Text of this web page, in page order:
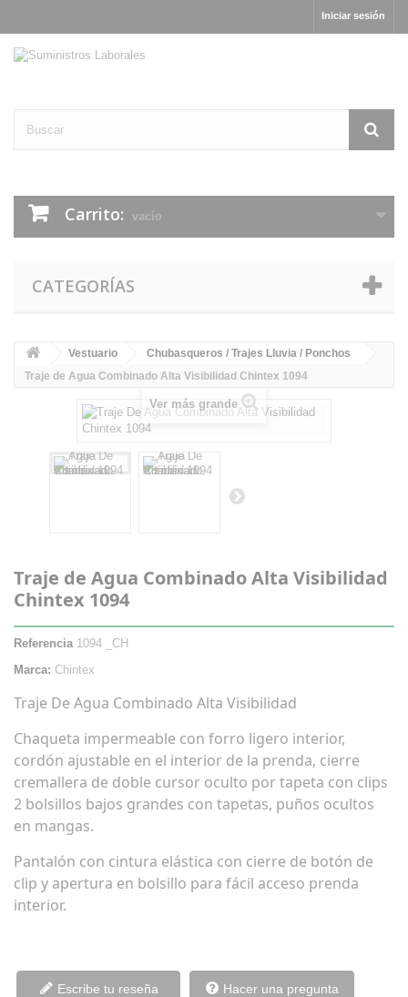
Iniciar sesión
Carrito: vacío
CATEGORÍAS
Vestuario
Chubasqueros / Trajes Lluvia / Ponchos
Traje de Agua Combinado Alta Visibilidad Chintex 1094
Ver más grande
Traje de Agua Combinado Alta Visibilidad
Chintex 1094
Referencia 1094 _CH
Marca: Chintex
Traje De Agua Combinado Alta Visibilidad
Chaqueta impermeable con forro ligero interior,
cordón ajustable en el interior de la prenda, cierre
cremallera de doble cursor oculto por tapeta con clips
2 bolsillos bajos grandes con tapetas, puños ocultos
en mangas.
Pantalón con cintura elástica con cierre de botón de
clip y apertura en bolsillo para fácil acceso prenda
interior.
Escribe tu reseña Hacer una pregunta